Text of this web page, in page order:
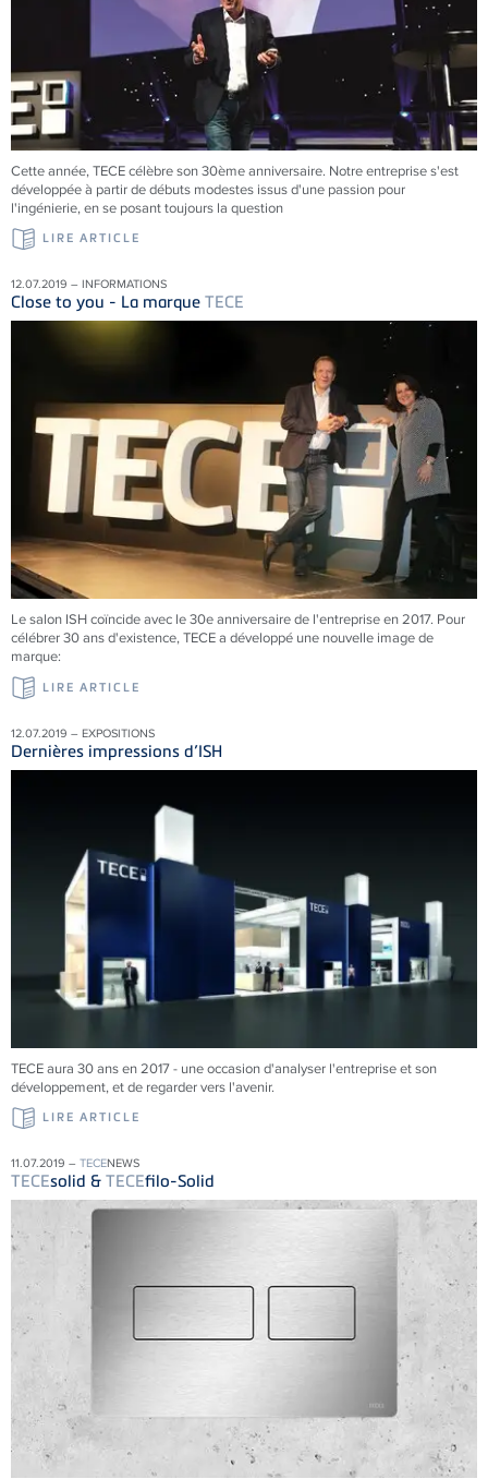
Cette année, TECE célèbre son 30ème anniversaire. Notre entreprise s'est
développée à partir de débuts modestes issus d'une passion pour
l'ingénierie, en se posant toujours la question
LIRE ARTICLE
12.07.2019 – INFORMATIONS
Close to you - La marque TECE
Le salon ISH coïncide avec le 30e anniversaire de l'entreprise en 2017. Pour
célébrer 30 ans d'existence, TECE a développé une nouvelle image de
marque:
LIRE ARTICLE
12.07.2019 – EXPOSITIONS
Dernières impressions d’ISH
TECE aura 30 ans en 2017 - une occasion d'analyser l'entreprise et son
développement, et de regarder vers l'avenir.
LIRE ARTICLE
11.07.2019 – TECENEWS
TECEsolid & TECEfilo-Solid